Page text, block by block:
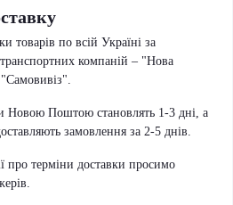
товарів по всій Україні за
компаній – "Нова
Новою Поштою становлять 1-3 дні, а
замовлення за 2-5 днів.
про терміни доставки просимо